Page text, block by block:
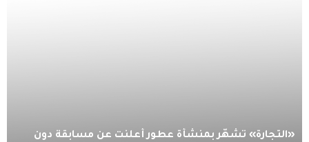
«التجارة» تشهّر بمنشأة عطور أعلنت عن مسابقة دون